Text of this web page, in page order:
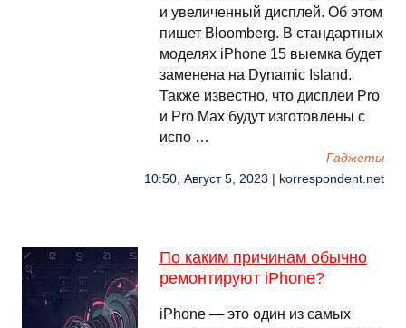
и увеличенный дисплей. Об этом
пишет Bloomberg. В стандартных
моделях iPhone 15 выемка будет
заменена на Dynamic Island.
Также известно, что дисплеи Pro
и Pro Max будут изготовлены с
испо …
Гаджеты
10:50, Август 5, 2023 | korrespondent.net
По каким причинам обычно
ремонтируют iPhone?
iPhone — это один из самых